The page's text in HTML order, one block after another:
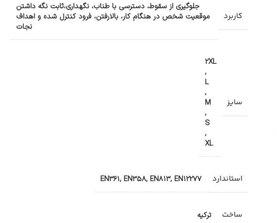
کاربرد
جلوگیری از سقوط، دسترسی با طناب، نگهداری،ثابت نگه داشتن
موقعیت شخص در هنگام کار، بالارفتن، فرود کنترل شده و اهداف
نجات
سایز
2XL
,
L
,
M
,
S
,
XL
استاندارد EN361, EN358, EN813, EN12277
ساخت ترکیه